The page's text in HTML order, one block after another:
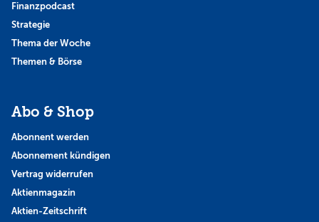
Finanzpodcast
Strategie
Thema der Woche
Themen & Börse
Abo & Shop
Abonnent werden
Abonnement kündigen
Vertrag widerrufen
Aktienmagazin
Aktien-Zeitschrift